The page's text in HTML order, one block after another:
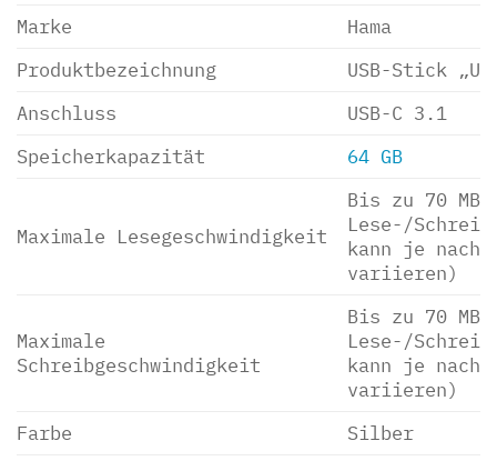
Marke
Hama
Produktbezeichnung
USB-Stick
Anschluss
USB-C 3.1
Speicherkapazität
64 GB
Maximale Lesegeschwindigkeit
Bis zu 70
Lese-/
kann je nach
variieren)
Maximale
Schreibgeschwindigkeit
Bis zu 70
Lese-/
kann je nach
variieren)
Farbe
Silber